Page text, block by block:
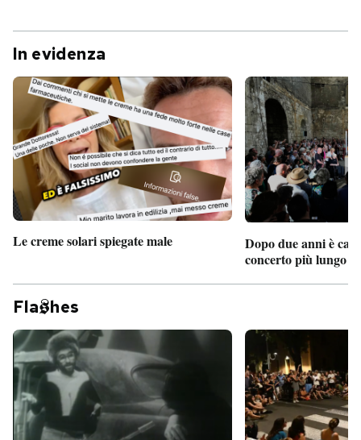
In evidenza
Le creme solari spiegate male
Dopo due anni è
concerto più lungo
Fla hes